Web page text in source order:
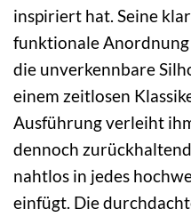
inspiriert hat. Seine
funktionale
die unverkennbare
einem zeitlosen
Ausführung verleiht
dennoch
nahtlos in jedes
einfügt. Die